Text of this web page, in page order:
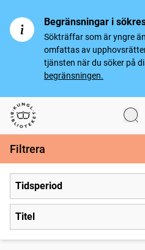
Begränsningar i
Sökträffar som är yngre
omfattas av
tjänsten när du söker på
begränsningen.
Svenska tidningar
Filtrera
Tidsperiod
Titel